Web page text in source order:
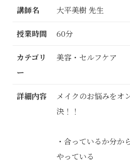
講師名 大平美樹 先生
授業時間 60分
カテゴリ
ー
美容・セルフケア
詳細内容
メイクのお悩みをオ
決！！
・合っているか分か
やっている